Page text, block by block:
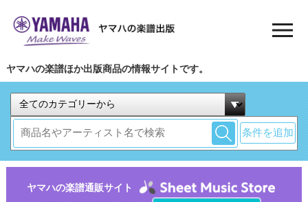
ヤマハの楽譜ほか出版商品の情報サイトです。
条件を追加
ヤマハの楽譜通販サイト